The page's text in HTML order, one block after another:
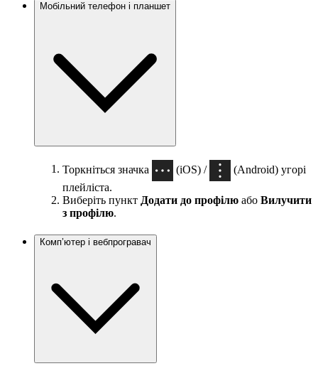
Мобільний телефон і планшет
Торкніться значка (iOS) /
(Android) угорі
плейліста.
Виберіть пункт Додати до профілю або Вилучити
з профілю.
Комп’ютер і вебпрогравач